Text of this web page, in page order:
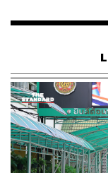
เรือนไทยที่ถูกซุกไว้